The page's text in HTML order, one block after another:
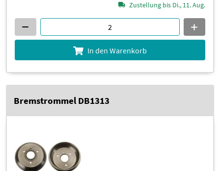
Zustellung bis Di., 11. Aug.
In den Warenkorb
Bremstrommel DB1313